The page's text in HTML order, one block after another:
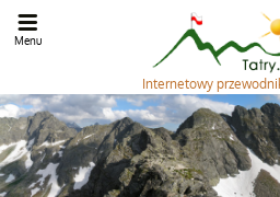
Internetowy
Menu